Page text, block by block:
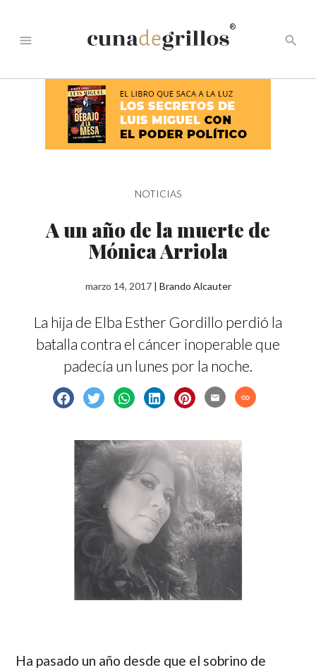
menu
®
search
NOTICIAS
A un año de la muerte de
Mónica Arriola
marzo 14, 2017 | Brando Alcauter
La hija de Elba Esther Gordillo perdió la
batalla contra el cáncer inoperable que
padecía un lunes por la noche.
email link
Ha pasado un año desde que el sobrino de